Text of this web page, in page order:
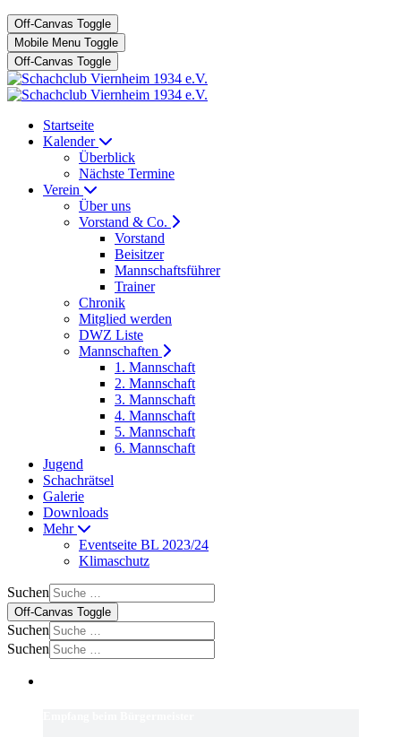
Off-Canvas Toggle
Mobile Menu Toggle
Off-Canvas Toggle
Startseite
Kalender
Überblick
Nächste Termine
Verein
Über uns
Vorstand & Co.
Vorstand
Beisitzer
Mannschaftsführer
Trainer
Chronik
Mitglied werden
DWZ Liste
Mannschaften
1. Mannschaft
2. Mannschaft
3. Mannschaft
4. Mannschaft
5. Mannschaft
6. Mannschaft
Jugend
Schachrätsel
Galerie
Downloads
Mehr
Eventseite BL 2023/24
Klimaschutz
Suchen
Off-Canvas Toggle
Suchen
Suchen